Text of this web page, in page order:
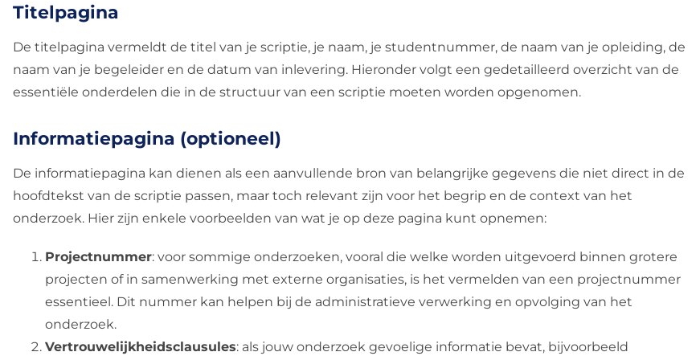
Titelpagina
De titelpagina vermeldt de titel van je scriptie, je naam, je studentnummer, de naam van je opleiding, de
naam van je begeleider en de datum van inlevering. Hieronder volgt een gedetailleerd overzicht van de
essentiële onderdelen die in de structuur van een scriptie moeten worden opgenomen.
Informatiepagina (optioneel)
De informatiepagina kan dienen als een aanvullende bron van belangrijke gegevens die niet direct in de
hoofdtekst van de scriptie passen, maar toch relevant zijn voor het begrip en de context van het
onderzoek. Hier zijn enkele voorbeelden van wat je op deze pagina kunt opnemen:
Projectnummer: voor sommige onderzoeken, vooral die welke worden uitgevoerd binnen grotere
projecten of in samenwerking met externe organisaties, is het vermelden van een projectnummer
essentieel. Dit nummer kan helpen bij de administratieve verwerking en opvolging van het
onderzoek.
Vertrouwelijkheidsclausules: als jouw onderzoek gevoelige informatie bevat, bijvoorbeeld